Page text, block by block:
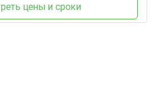
цены и сроки